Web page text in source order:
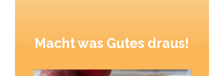
Macht was Gutes draus!